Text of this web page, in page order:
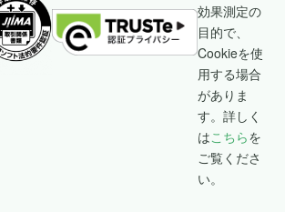
効果測定の
目的で、
Cookieを使
用する場合
がありま
す。詳しく
はこちらを
ご覧くださ
い。